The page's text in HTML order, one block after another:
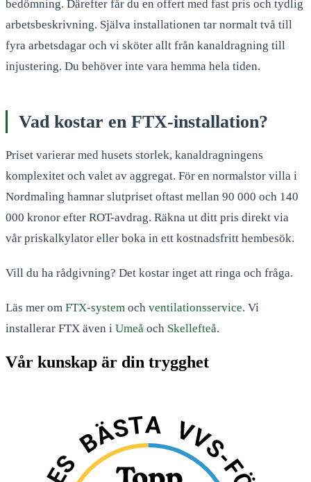
bedömning. Därefter får du en offert med fast pris och tydlig
arbetsbeskrivning. Själva installationen tar normalt två till
fyra arbetsdagar och vi sköter allt från kanaldragning till
injustering. Du behöver inte vara hemma hela tiden.
Vad kostar en FTX-installation?
Priset varierar med husets storlek, kanaldragningens
komplexitet och valet av aggregat. För en normalstor villa i
Nordmaling hamnar slutpriset oftast mellan 90 000 och 140
000 kronor efter ROT-avdrag. Räkna ut ditt pris direkt via
vår priskalkylator eller boka in ett kostnadsfritt hembesök.
Vill du ha rådgivning? Det kostar inget att ringa och fråga.
Läs mer om FTX-system och ventilationsservice. Vi
installerar FTX även i Umeå och Skellefteå.
Vår kunskap är din trygghet